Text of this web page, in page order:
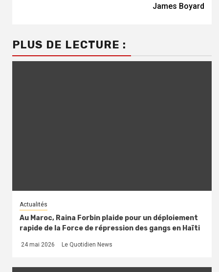
James Boyard
PLUS DE LECTURE :
Actualités
Au Maroc, Raina Forbin plaide pour un déploiement
rapide de la Force de répression des gangs en Haïti
24 mai 2026 Le Quotidien News